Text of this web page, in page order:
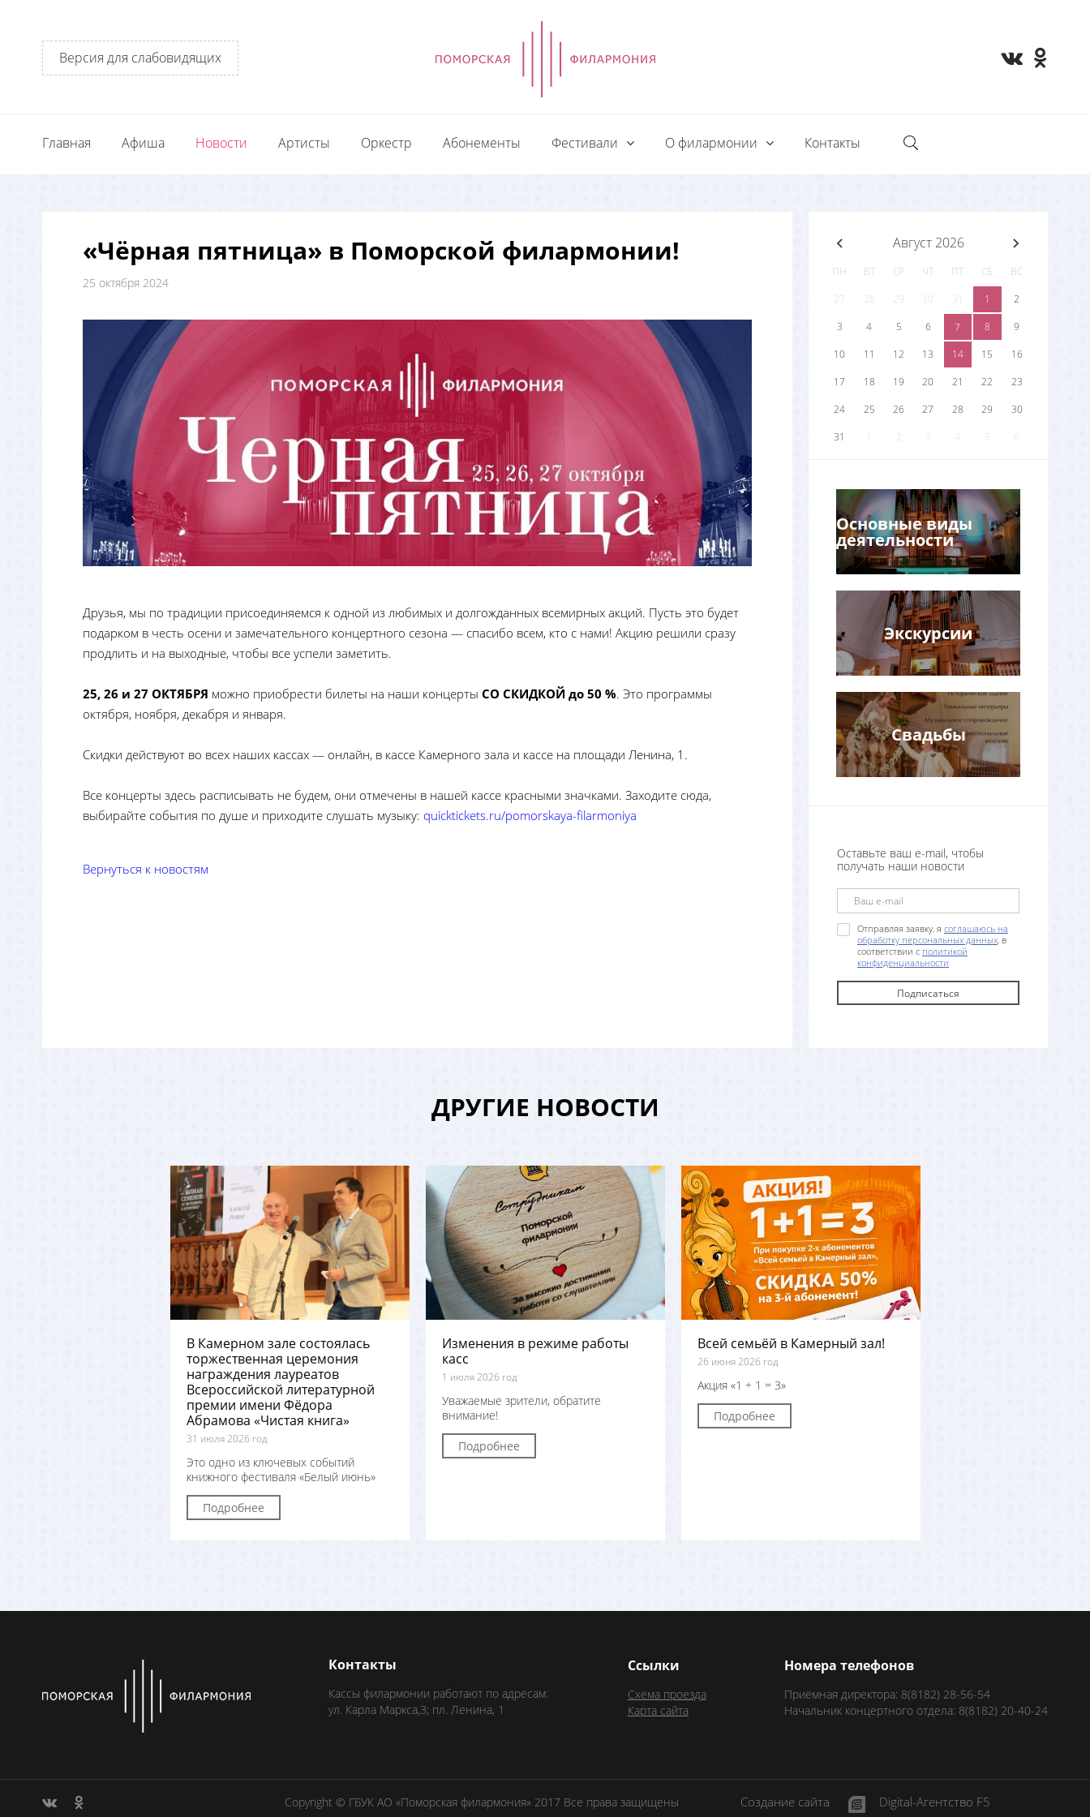
Версия для слабовидящих
Главная Афиша Новости Артисты Оркестр Абонементы Фестивали О филармонии Контакты
«Чёрная пятница» в Поморской филармонии!
25 октября 2024
Друзья, мы по традиции присоединяемся к одной из любимых и долгожданных всемирных акций. Пусть это будет
подарком в честь осени и замечательного концертного сезона — спасибо всем, кто с нами! Акцию решили сразу
продлить и на выходные, чтобы все успели заметить.
25, 26 и 27 ОКТЯБРЯ можно приобрести билеты на наши концерты СО СКИДКОЙ до 50 %. Это программы
октября, ноября, декабря и января.
Скидки действуют во всех наших кассах — онлайн, в кассе Камерного зала и кассе на площади Ленина, 1.
Все концерты здесь расписывать не будем, они отмечены в нашей кассе красными значками. Заходите сюда,
выбирайте события по душе и приходите слушать музыку: quicktickets.ru/pomorskaya-filarmoniya
Вернуться к новостям
Август 2026
ПН ВТ СР ЧТ ПТ СБ
ВС
27
28 29 31 1
2
3
4 5 6 7 8
9
10
11 12 13 14 15
16
17
18 19 20 21 22
23
24
25 26 27 28 29
30
31
1 2 4 6
Основные виды
деятельности
Экскурсии
Свадьбы
Оставьте ваш e-mail, чтобы
получать наши новости
Отправляя заявку, я соглашаюсь на
обработку персональных данных, в
соответствии с политикой
конфиденциальности
ДРУГИЕ НОВОСТИ
В Камерном зале состоялась
торжественная церемония
награждения лауреатов
Всероссийской литературной
премии имени Фёдора
Абрамова «Чистая книга»
31 июля 2026 год
Это одно из ключевых событий
книжного фестиваля «Белый июнь»
Подробнее
Изменения в режиме работы
касс
1 июля 2026 год
Уважаемые зрители, обратите
внимание!
Подробнее
Всей семьёй в Камерный зал!
26 июня 2026 год
Акция «1 + 1 = 3»
Подробнее
Контакты
Кассы филармонии работают по адресам:
ул. Карла Маркса,3; пл. Ленина, 1
Номера телефонов
Приёмная директора: 8(8182) 28-56-54
Начальник концертного отдела: 8(8182) 20-40-24
Ссылки
Схема проезда
Карта сайта
Copyright © ГБУК АО «Поморская филармония» 2017 Все права защищены Создание сайта Digital-Агентство F5